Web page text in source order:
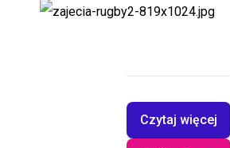
Czytaj więcej